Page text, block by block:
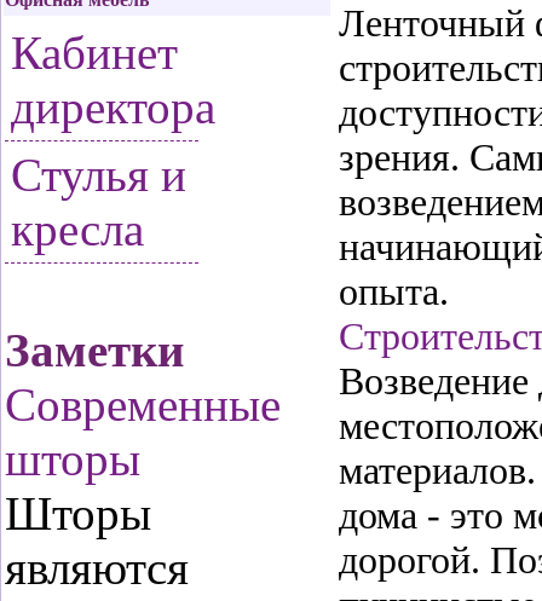
Кабинет
директора
Стулья и
кресла
Заметки
Современные
шторы
Шторы
являются
Ленточный
зрения.
опыта.
Возведение
дома - это
дорогой.